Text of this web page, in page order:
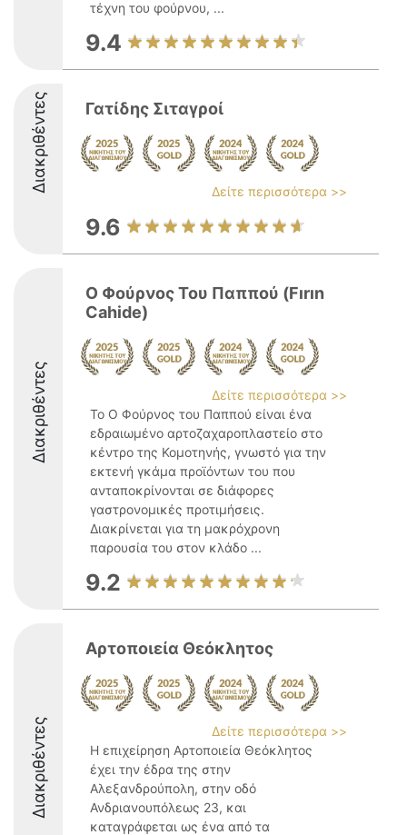
τέχνη του φούρνου, ...
9.4
Διακριθέντες Γατίδης Σιταγροί
Δείτε περισσότερα >>
9.6
Διακριθέντες
Ο Φούρνος Του Παππού (Fırın
Cahide)
Δείτε περισσότερα >>
Το Ο Φούρνος του Παππού είναι ένα
εδραιωμένο αρτοζαχαροπλαστείο στο
κέντρο της Κομοτηνής, γνωστό για την
εκτενή γκάμα προϊόντων του που
ανταποκρίνονται σε διάφορες
γαστρονομικές προτιμήσεις.
Διακρίνεται για τη μακρόχρονη
παρουσία του στον κλάδο ...
9.2
Διακριθέντες
Αρτοποιεία Θεόκλητος
Δείτε περισσότερα >>
Η επιχείρηση Αρτοποιεία Θεόκλητος
έχει την έδρα της στην
Αλεξανδρούπολη, στην οδό
Ανδριανουπόλεως 23, και
καταγράφεται ως ένα από τα